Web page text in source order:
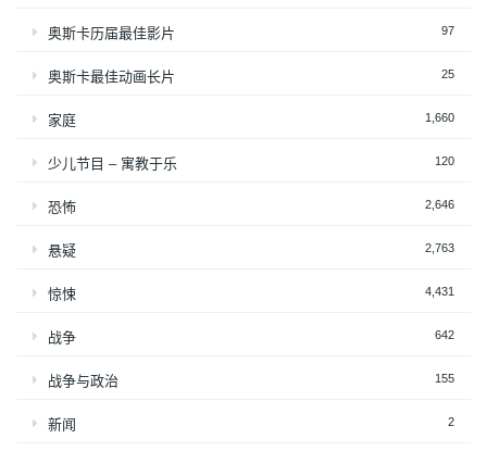
奥斯卡历届最佳影片 97
奥斯卡最佳动画长片 25
家庭 1,660
少儿节目 – 寓教于乐 120
恐怖 2,646
悬疑 2,763
惊悚 4,431
战争 642
战争与政治 155
新闻 2